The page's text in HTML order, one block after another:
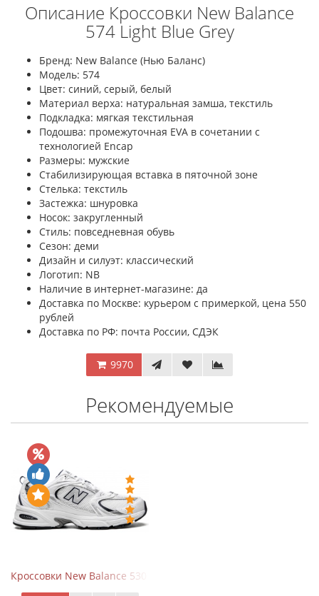
Описание Кроссовки New Balance
574 Light Blue Grey
Бренд: New Balance (Нью Баланс)
Модель: 574
Цвет: синий, серый, белый
Материал верха: натуральная замша, текстиль
Подкладка: мягкая текстильная
Подошва: промежуточная EVA в сочетании с
технологией Encap
Размеры: мужские
Стабилизирующая вставка в пяточной зоне
Стелька: текстиль
Застежка: шнуровка
Носок: закругленный
Стиль: повседневная обувь
Сезон: деми
Дизайн и силуэт: классический
Логотип: NB
Наличие в интернет-магазине: да
Доставка по Москве: курьером с примеркой, цена 550
рублей
Доставка по РФ: почта России, СДЭК
9970
Рекомендуемые
Кроссовки New Balance 530 White Silver Navy